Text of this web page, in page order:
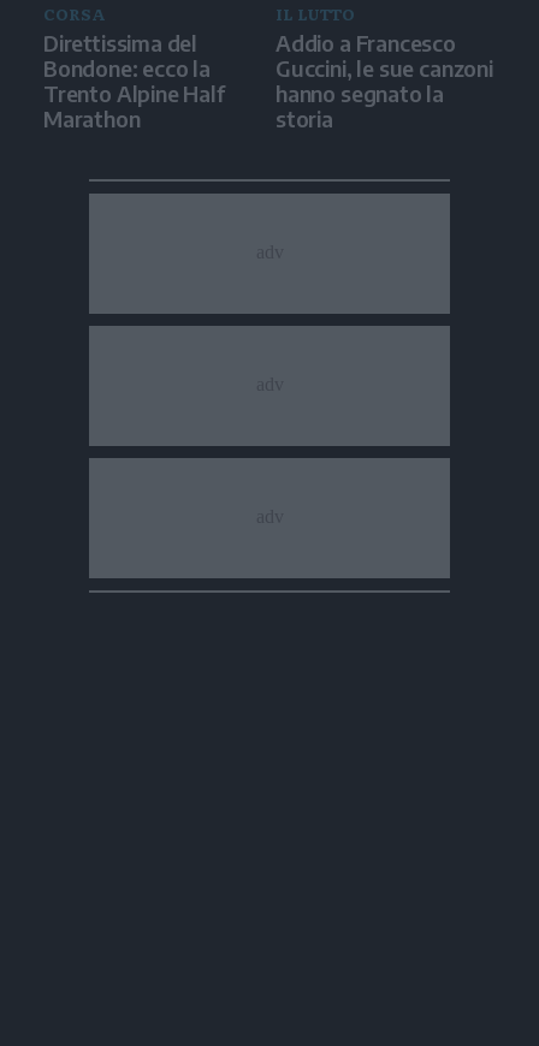
CORSA
Direttissima del
Bondone: ecco la
Trento Alpine Half
Marathon
IL LUTTO
Addio a Francesco
Guccini, le sue canzoni
hanno segnato la
storia